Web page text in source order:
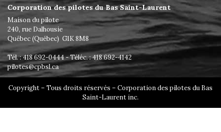
Corporation des pilotes du Bas Saint-Laurent
Maison du pilote
240, rue Dalhousie
Québec (Québec) G1K 8M8
Tél. : 418 692-0444 - Téléc. : 418 692-4142
pilotes@cpbsl.ca
Copyright – Tous droits réservés – Corporation des pilotes du Bas
Saint-Laurent inc.